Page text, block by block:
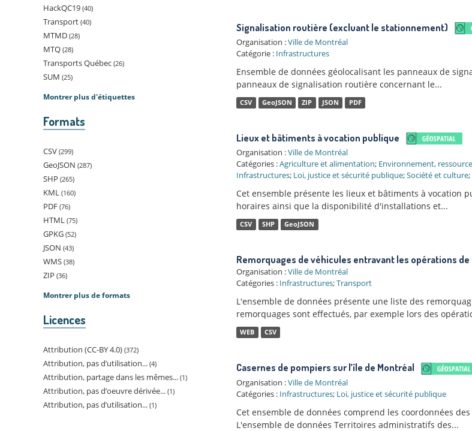
HackQC19 40
Transport 40
MTMD 28
MTQ 28
Transports Québec 26
SUM 25
Montrer plus d'étiquettes
Formats
CSV 299
GeoJSON 287
SHP 265
KML 160
PDF 76
HTML 75
GPKG 52
JSON 43
WMS 38
ZIP 36
Montrer plus de formats
Licences
Attribution (CC-BY 4.0) 372
Attribution, pas d’utilisation... 4
Attribution, partage dans les mêmes... 1
Attribution, pas d’oeuvre dérivée... 1
Attribution, pas d’utilisation... 1
Signalisation routière (excluant le stationnement)
Organisation :Ville de Montréal
Catégorie : Infrastructures
Ensemble de données géolocalisant les panneaux de
panneaux de signalisation routière concernant le...
CSV GeoJSON ZIP JSON PDF
Lieux et bâtiments à vocation publique
Organisation :Ville de Montréal
Catégories :Agriculture et alimentation; Environnement,
Infrastructures; Loi, justice et sécurité publique;Société et culture;
Cet ensemble présente les lieux et bâtiments à
horaires ainsi que la disponibilité d'installations et...
CSV SHP GeoJSON
Remorquages de véhicules entravant les opérations de
Organisation :Ville de Montréal
Catégories : Infrastructures;Transport
L'ensemble de données présente une liste des
remorquages sont effectués, par exemple lors des
WEB CSV
Casernes de pompiers sur l’île de Montréal
Organisation :Ville de Montréal
Catégories : Infrastructures; Loi, justice et sécurité publique
Cet ensemble de données comprend les coordonnées
L'ensemble de données Territoires administratifs des...